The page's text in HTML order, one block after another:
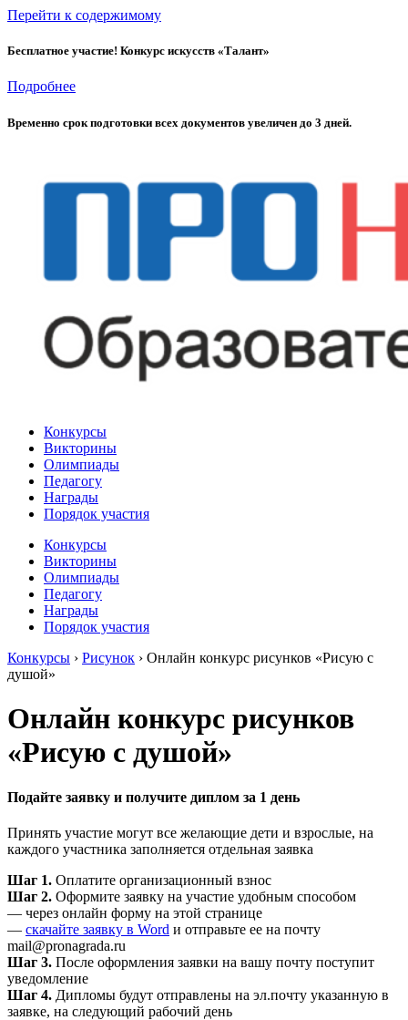
Перейти к содержимому
Бесплатное участие! Конкурс искусств «Талант»
Подробнее
Временно cрок подготовки всех документов увеличен до 3 дней.
Конкурсы
Викторины
Олимпиады
Педагогу
Награды
Порядок участия
Конкурсы
Викторины
Олимпиады
Педагогу
Награды
Порядок участия
Конкурсы › Рисунок › Онлайн конкурс рисунков «Рисую с
душой»
Онлайн конкурс рисунков
«Рисую с душой»
Подайте заявку и получите диплом за 1 день
Принять участие могут все желающие дети и взрослые, на
каждого участника заполняется отдельная заявка
Шаг 1. Оплатите организационный взнос
Шаг 2. Оформите заявку на участие удобным способом
— через онлайн форму на этой странице
— скачайте заявку в Word и отправьте ее на почту
mail@pronagrada.ru
Шаг 3. После оформления заявки на вашу почту поступит
уведомление
Шаг 4. Дипломы будут отправлены на эл.почту указанную в
заявке, на следующий рабочий день